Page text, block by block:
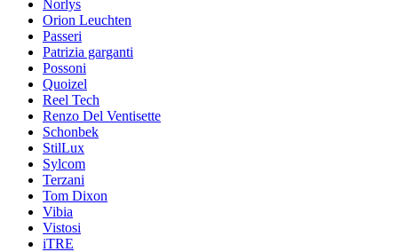
Norlys
Orion Leuchten
Passeri
Patrizia garganti
Possoni
Quoizel
Reel Tech
Renzo Del Ventisette
Schonbek
StilLux
Sylcom
Terzani
Tom Dixon
Vibia
Vistosi
iTRE